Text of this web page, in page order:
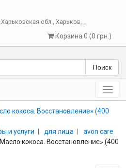
Харьковская обл., Харьков, ,
Корзина 0 (0 грн.)
Поиск
кокоса. Восстановление» (400
и услуги для лица
avon care
кокоса. Восстановление» (400